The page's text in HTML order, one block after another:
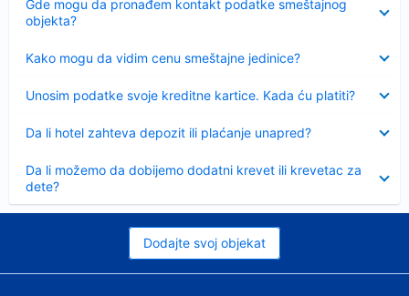
Gde mogu da pronađem kontakt podatke smeštajnog
objekta?
Kako mogu da vidim cenu smeštajne jedinice?
Unosim podatke svoje kreditne kartice. Kada ću platiti?
Da li hotel zahteva depozit ili plaćanje unapred?
Da li možemo da dobijemo dodatni krevet ili krevetac za
dete?
Dodajte svoj objekat